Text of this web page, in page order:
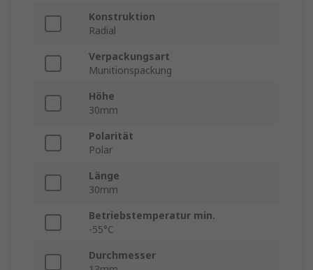
Konstruktion
Radial
Verpackungsart
Munitionspackung
Höhe
30mm
Polarität
Polar
Länge
30mm
Betriebstemperatur min.
-55°C
Durchmesser